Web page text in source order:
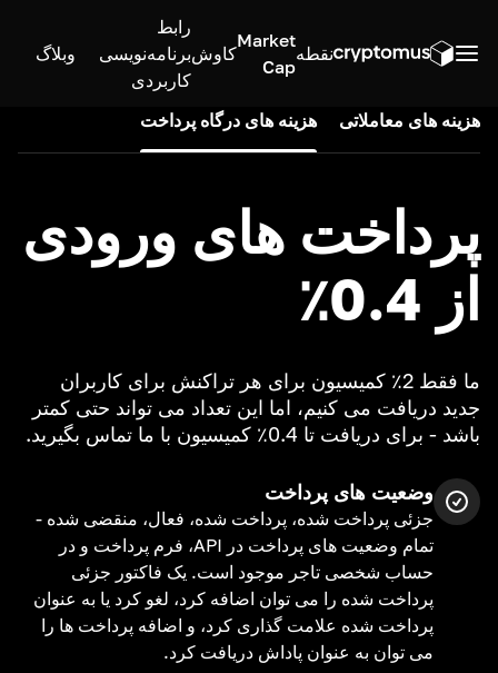
نقطه
Market
Cap
کاوش
رابط
برنامه‌نویسی
کاربردی
وبلاگ
هزینه های معاملاتی هزینه های درگاه پرداخت
پرداخت های ورودی
از 0.4٪
ما فقط 2٪ کمیسیون برای هر تراکنش برای کاربران
جدید دریافت می کنیم، اما این تعداد می تواند حتی کمتر
باشد - برای دریافت تا 0.4٪ کمیسیون با ما تماس بگیرید.
وضعیت های پرداخت
جزئی پرداخت شده، پرداخت شده، فعال، منقضی شده -
تمام وضعیت های پرداخت در API، فرم پرداخت و در
حساب شخصی تاجر موجود است. یک فاکتور جزئی
پرداخت شده را می توان اضافه کرد، لغو کرد یا به عنوان
پرداخت شده علامت گذاری کرد، و اضافه پرداخت ها را
می توان به عنوان پاداش دریافت کرد.